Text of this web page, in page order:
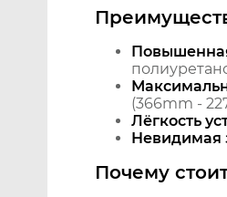
(366mm -
Лёгкость
Невидимая
Почему